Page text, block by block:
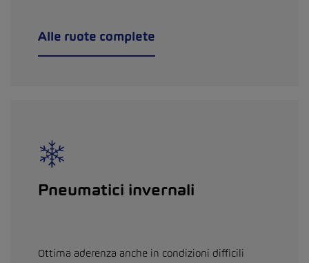
Alle ruote complete
Pneumatici invernali
Ottima aderenza anche in condizioni difficili